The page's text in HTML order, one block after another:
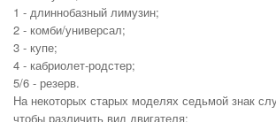
1 - длиннобазный лимузин;
2 - комби/универсал;
3 - купе;
4 - кабриолет-родстер;
5/6 - резерв.
На некоторых старых моделях седьмой знак
чтобы различить вид двигателя: